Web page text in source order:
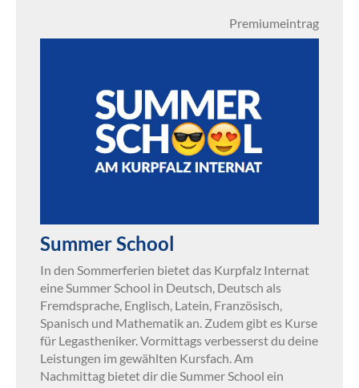
Premiumeintrag
Summer School
In den Sommerferien bietet das Kurpfalz Internat
eine Summer School in Deutsch, Deutsch als
Fremdsprache, Englisch, Latein, Französisch,
Spanisch und Mathematik an. Zudem gibt es Kurse
für Legastheniker. Vormittags verbesserst du deine
Leistungen im gewählten Kursfach. Am
Nachmittag bietet dir die Summer School ein